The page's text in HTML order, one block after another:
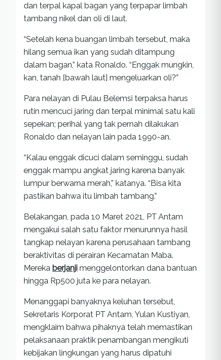
dan terpal kapal bagan yang terpapar limbah
tambang nikel dan oli di laut.
“Setelah kena buangan limbah tersebut, maka
hilang semua ikan yang sudah ditampung
dalam bagan,” kata Ronaldo. “Enggak mungkin,
kan, tanah [bawah laut] mengeluarkan oli?”
Para nelayan di Pulau Belemsi terpaksa harus
rutin mencuci jaring dan terpal minimal satu kali
sepekan; perihal yang tak pernah dilakukan
Ronaldo dan nelayan lain pada 1990-an.
“Kalau enggak dicuci dalam seminggu, sudah
enggak mampu angkat jaring karena banyak
lumpur berwarna merah,” katanya. “Bisa kita
pastikan bahwa itu limbah tambang.”
Belakangan, pada 10 Maret 2021, PT Antam
mengakui salah satu faktor menurunnya hasil
tangkap nelayan karena perusahaan tambang
beraktivitas di perairan Kecamatan Maba.
Mereka berjanji menggelontorkan dana bantuan
hingga Rp500 juta ke para nelayan.
Menanggapi banyaknya keluhan tersebut,
Sekretaris Korporat PT Antam, Yulan Kustiyan,
mengklaim bahwa pihaknya telah memastikan
pelaksanaan praktik penambangan mengikuti
kebijakan lingkungan yang harus dipatuhi